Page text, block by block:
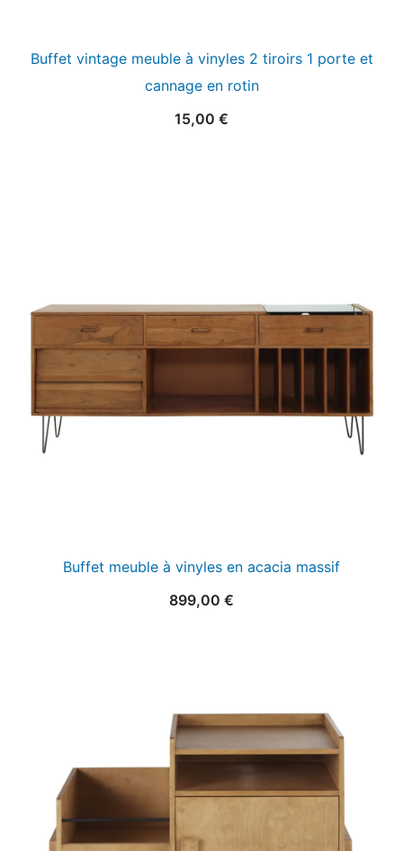
Buffet vintage meuble à vinyles 2 tiroirs 1 porte et
cannage en rotin
15,00 €
Buffet meuble à vinyles en acacia massif
899,00 €